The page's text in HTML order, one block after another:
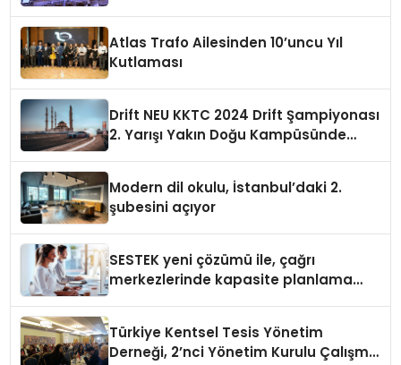
Atlas Trafo Ailesinden 10’uncu Yıl
Kutlaması
Drift NEU KKTC 2024 Drift Şampiyonası
2. Yarışı Yakın Doğu Kampüsünde
Modern dil okulu, İstanbul’daki 2.
şubesini açıyor
SESTEK yeni çözümü ile, çağrı
merkezlerinde kapasite planlama
Türkiye Kentsel Tesis Yönetim
Derneği, 2’nci Yönetim Kurulu Çalışma